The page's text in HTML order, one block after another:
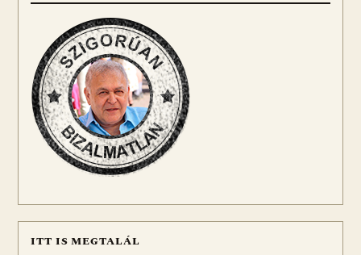
ITT IS MEGTALÁL